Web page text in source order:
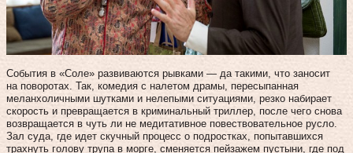
События в «Соле» развиваются рывками — да такими, что заносит
на поворотах. Так, комедия с налетом драмы, пересыпанная
меланхоличными шутками и нелепыми ситуациями, резко набирает
скорость и превращается в криминальный триллер, после чего снова
возвращается в чуть ли не медитативное повествовательное русло.
Зал суда, где идет скучный процесс о подростках, попытавшихся
трахнуть голову трупа в морге, сменяется пейзажем пустыни, где под